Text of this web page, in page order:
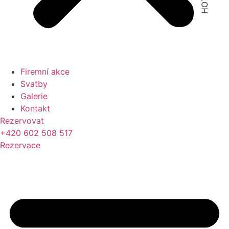
Firemní akce
Svatby
Galerie
Kontakt
Rezervovat
+420 602 508 517
Rezervace